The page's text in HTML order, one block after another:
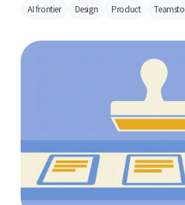
AI frontier Design Product